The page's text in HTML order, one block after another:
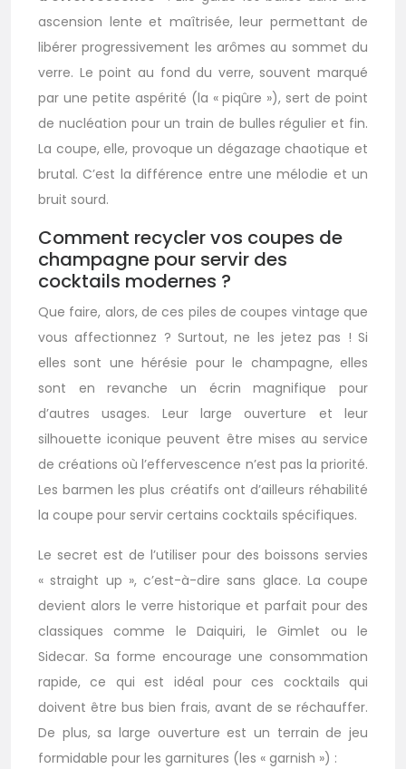
ascension lente et maîtrisée, leur permettant de
libérer progressivement les arômes au sommet du
verre. Le point au fond du verre, souvent marqué
par une petite aspérité (la « piqûre »), sert de point
de nucléation pour un train de bulles régulier et fin.
La coupe, elle, provoque un dégazage chaotique et
brutal. C’est la différence entre une mélodie et un
bruit sourd.
Comment recycler vos coupes de
champagne pour servir des
cocktails modernes ?
Que faire, alors, de ces piles de coupes vintage que
vous affectionnez ? Surtout, ne les jetez pas ! Si
elles sont une hérésie pour le champagne, elles
sont en revanche un écrin magnifique pour
d’autres usages. Leur large ouverture et leur
silhouette iconique peuvent être mises au service
de créations où l’effervescence n’est pas la priorité.
Les barmen les plus créatifs ont d’ailleurs réhabilité
la coupe pour servir certains cocktails spécifiques.
Le secret est de l’utiliser pour des boissons servies
« straight up », c’est-à-dire sans glace. La coupe
devient alors le verre historique et parfait pour des
classiques comme le Daiquiri, le Gimlet ou le
Sidecar. Sa forme encourage une consommation
rapide, ce qui est idéal pour ces cocktails qui
doivent être bus bien frais, avant de se réchauffer.
De plus, sa large ouverture est un terrain de jeu
formidable pour les garnitures (les « garnish ») :